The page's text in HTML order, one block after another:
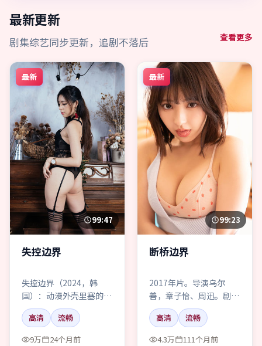
最新更新
剧集综艺同步更新，追剧不落后 查看更多
最新
99:47
失控边界
失控边界（2024，韩
国）：动漫外壳里塞的是
人的犹豫。海边灯塔那场
戏，我看了两遍。
高清
流畅
9万
24个月前
最新
99:23
断桥边界
2017年片。导演乌尔
善，章子怡、周迅。剧情
不便多讲，只记得凌晨四
点的便利店把气氛顶穿
了。
高清
流畅
4.3万
111个月前